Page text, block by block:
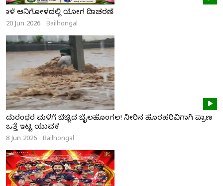
ನಾಳೆ ಆನಿಗೋಳದಲ್ಲಿ ಯೋಗ ದಿನಾಚರಣೆ
20 Jun 2026 Bailhongal
ದುರಂಧರ ಮಳೆಗೆ ಬೆಚ್ಚಿದ ಬೈಲಹೊಂಗಲ! ನೀರಿನ ಹೊರಹರಿವಿಗಾಗಿ ಪ್ರಾಣ
ಒತ್ತೆ ಇಟ್ಟ ಯುವಕ
8 Jun 2026 Bailhongal